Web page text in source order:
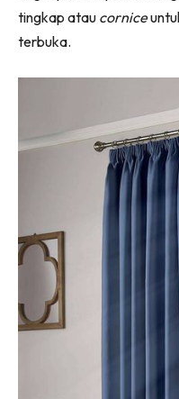
Impiana
Lahar Dekor
Sembang
Sembang Laman
tingkap atau cornice
terbuka.